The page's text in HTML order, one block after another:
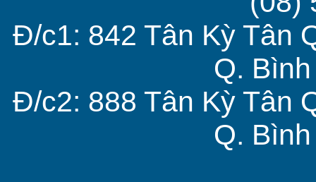
Đ/c1: 842 Tân Kỳ Tân
Q.
Đ/c2: 888 Tân Kỳ Tân
Q.